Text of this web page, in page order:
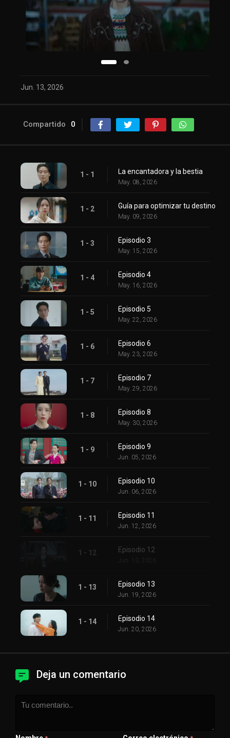
Jun. 13, 2026
Compartido 0
1 - 1 La encantadora y la bestia
May. 08, 2026
1 - 2 Guía para optimizar tu destino
May. 09, 2026
1 - 3 Episodio 3
May. 15, 2026
1 - 4 Episodio 4
May. 16, 2026
1 - 5 Episodio 5
May. 22, 2026
1 - 6 Episodio 6
May. 23, 2026
1 - 7 Episodio 7
May. 29, 2026
1 - 8 Episodio 8
May. 30, 2026
1 - 9 Episodio 9
Jun. 05, 2026
1 - 10 Episodio 10
Jun. 06, 2026
1 - 11 Episodio 11
Jun. 12, 2026
1 - 12 Episodio 12
Jun. 13, 2026
1 - 13 Episodio 13
Jun. 19, 2026
1 - 14 Episodio 14
Jun. 20, 2026
Deja un comentario